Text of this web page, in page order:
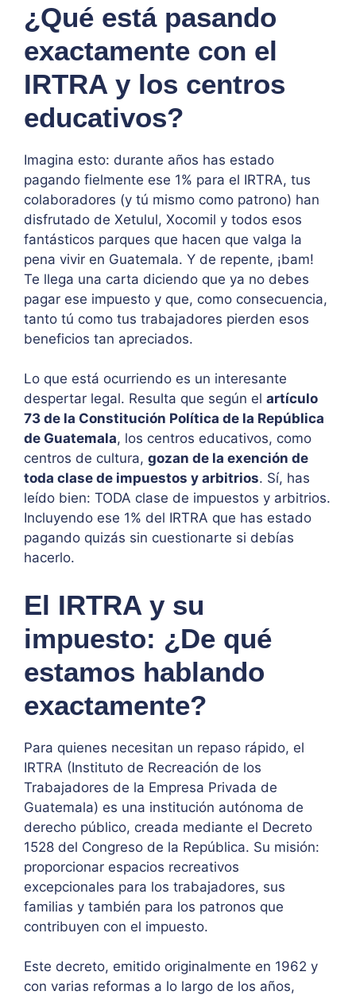
¿Qué está pasando
exactamente con el
IRTRA y los centros
educativos?
Imagina esto: durante años has estado
pagando fielmente ese 1% para el IRTRA, tus
colaboradores (y tú mismo como patrono) han
disfrutado de Xetulul, Xocomil y todos esos
fantásticos parques que hacen que valga la
pena vivir en Guatemala. Y de repente, ¡bam!
Te llega una carta diciendo que ya no debes
pagar ese impuesto y que, como consecuencia,
tanto tú como tus trabajadores pierden esos
beneficios tan apreciados.
Lo que está ocurriendo es un interesante
despertar legal. Resulta que según el artículo
73 de la Constitución Política de la República
de Guatemala, los centros educativos, como
centros de cultura, gozan de la exención de
toda clase de impuestos y arbitrios. Sí, has
leído bien: TODA clase de impuestos y arbitrios.
Incluyendo ese 1% del IRTRA que has estado
pagando quizás sin cuestionarte si debías
hacerlo.
El IRTRA y su
impuesto: ¿De qué
estamos hablando
exactamente?
Para quienes necesitan un repaso rápido, el
IRTRA (Instituto de Recreación de los
Trabajadores de la Empresa Privada de
Guatemala) es una institución autónoma de
derecho público, creada mediante el Decreto
1528 del Congreso de la República. Su misión:
proporcionar espacios recreativos
excepcionales para los trabajadores, sus
familias y también para los patronos que
contribuyen con el impuesto.
Este decreto, emitido originalmente en 1962 y
con varias reformas a lo largo de los años,